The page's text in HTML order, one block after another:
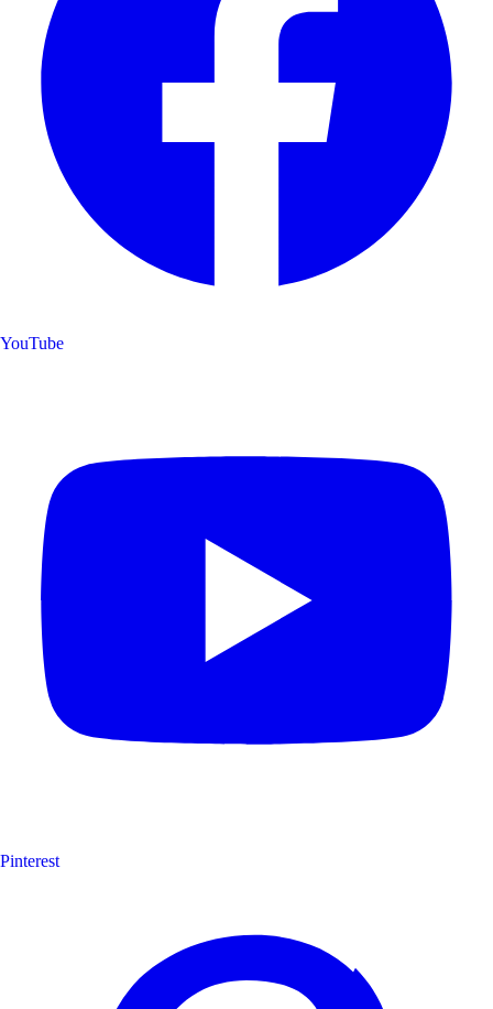
YouTube
Pinterest